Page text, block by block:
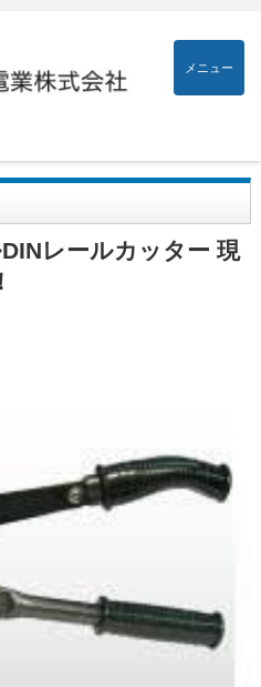
メニュー
レールカッター 現